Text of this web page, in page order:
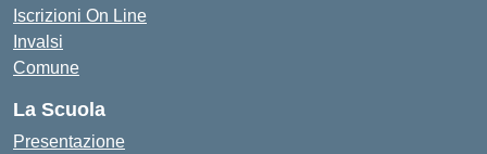
Iscrizioni On Line
Invalsi
Comune
La Scuola
Presentazione